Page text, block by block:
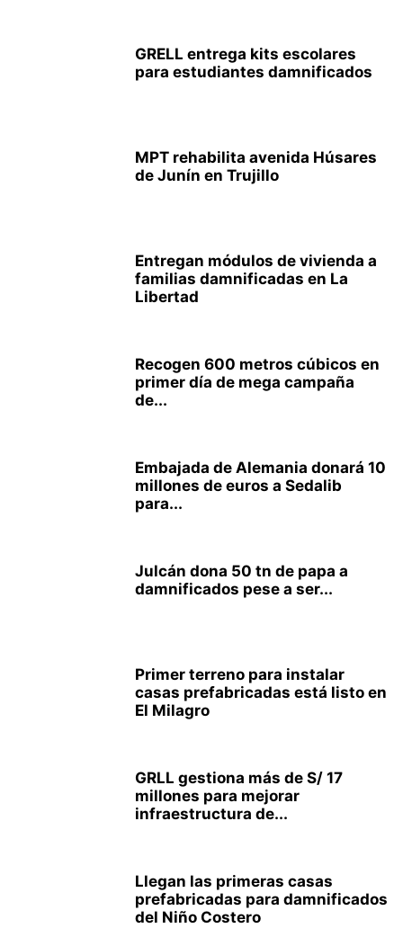
GRELL entrega kits escolares
para estudiantes damnificados
MPT rehabilita avenida Húsares
de Junín en Trujillo
Entregan módulos de vivienda a
familias damnificadas en La
Libertad
Recogen 600 metros cúbicos en
primer día de mega campaña
de...
Embajada de Alemania donará 10
millones de euros a Sedalib
para...
Julcán dona 50 tn de papa a
damnificados pese a ser...
Primer terreno para instalar
casas prefabricadas está listo en
El Milagro
GRLL gestiona más de S/ 17
millones para mejorar
infraestructura de...
Llegan las primeras casas
prefabricadas para damnificados
del Niño Costero